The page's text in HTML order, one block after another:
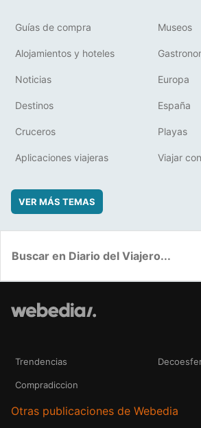
Guías de compra Museos
Alojamientos y hoteles
Noticias Europa
Destinos España
Cruceros Playas
Aplicaciones viajeras Viajar
VER MÁS TEMAS
Trendencias
Compradiccion
Otras publicaciones de Webedia